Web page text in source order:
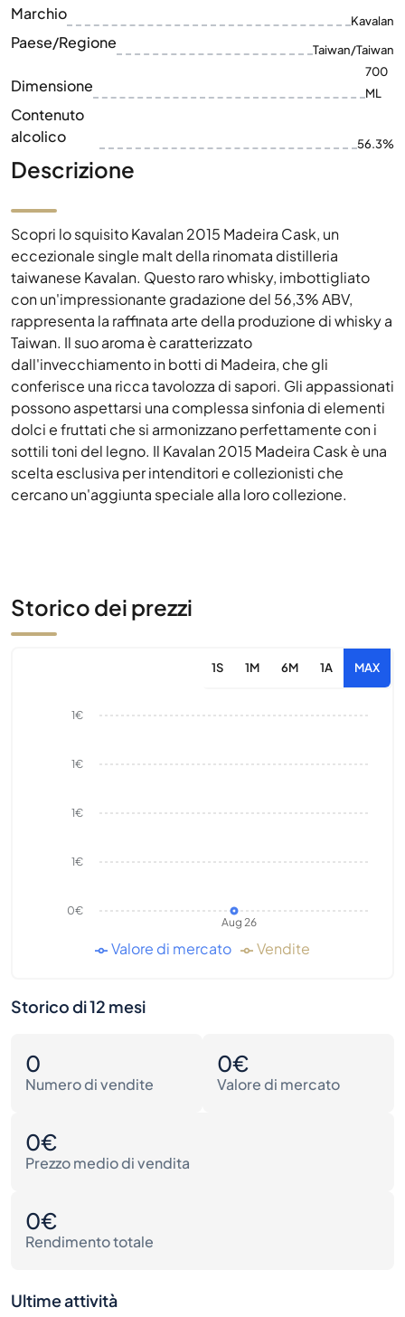
Marchio Kavalan
Paese/Regione Taiwan/Taiwan
Dimensione
700
ML
Contenuto
alcolico
56.3%
Descrizione
Scopri lo squisito Kavalan 2015 Madeira Cask, un
eccezionale single malt della rinomata distilleria
taiwanese Kavalan. Questo raro whisky, imbottigliato
con un'impressionante gradazione del 56,3% ABV,
rappresenta la raffinata arte della produzione di whisky a
Taiwan. Il suo aroma è caratterizzato
dall'invecchiamento in botti di Madeira, che gli
conferisce una ricca tavolozza di sapori. Gli appassionati
possono aspettarsi una complessa sinfonia di elementi
dolci e fruttati che si armonizzano perfettamente con i
sottili toni del legno. Il Kavalan 2015 Madeira Cask è una
scelta esclusiva per intenditori e collezionisti che
cercano un'aggiunta speciale alla loro collezione.
Storico dei prezzi
1S 1M 6M 1A MAX
Aug 26
0€
1€
1€
1€
1€
Valore di mercato Vendite
Storico di 12 mesi
0
Numero di vendite
0€
Valore di mercato
0€
Prezzo medio di vendita
0€
Rendimento totale
Ultime attività